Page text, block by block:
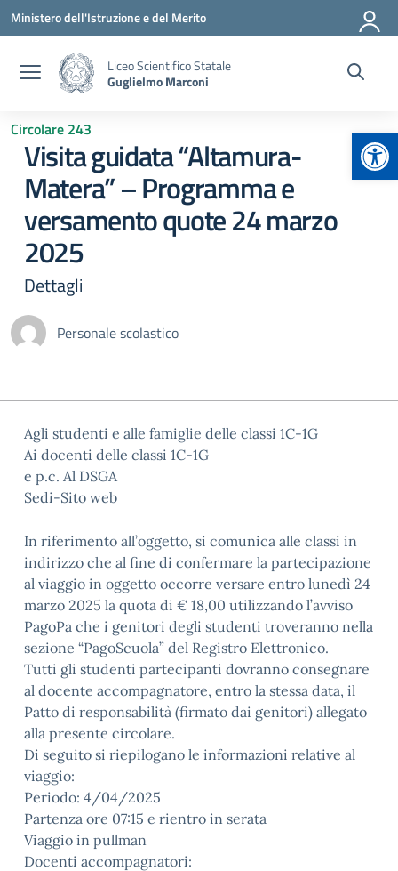
Vai ai contenuti
Vai al menu di navigazione
Vai al footer
Ministero dell'Istruzione e del Merito
Liceo Scientifico Statale
Guglielmo Marconi
Circolare 243
Visita guidata “Altamura-
Matera” – Programma e
versamento quote 24 marzo
2025
Dettagli
Personale scolastico
Agli studenti e alle famiglie delle classi 1C-1G
Ai docenti delle classi 1C-1G
e p.c. Al DSGA
Sedi-Sito web
In riferimento all’oggetto, si comunica alle classi in
indirizzo che al fine di confermare la partecipazione
al viaggio in oggetto occorre versare entro lunedì 24
marzo 2025 la quota di € 18,00 utilizzando l’avviso
PagoPa che i genitori degli studenti troveranno nella
sezione “PagoScuola” del Registro Elettronico.
Tutti gli studenti partecipanti dovranno consegnare
al docente accompagnatore, entro la stessa data, il
Patto di responsabilità (firmato dai genitori) allegato
alla presente circolare.
Di seguito si riepilogano le informazioni relative al
viaggio:
Periodo: 4/04/2025
Partenza ore 07:15 e rientro in serata
Viaggio in pullman
Docenti accompagnatori: